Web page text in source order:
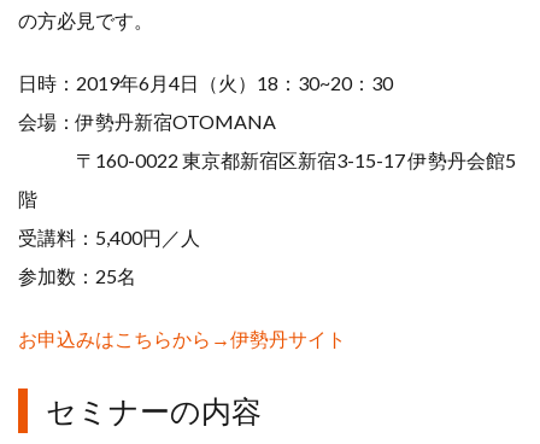
の方必見です。
日時：2019年6月4日（火）18：30~20：30
会場：伊勢丹新宿OTOMANA
〒160-0022 東京都新宿区新宿3-15-17 伊勢丹会館5
階
受講料：5,400円／人
参加数：25名
お申込みはこちらから→伊勢丹サイト
セミナーの内容